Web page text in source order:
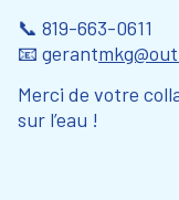
📞 819-663-0611
📧 gerant
Merci de votre
sur l’eau !